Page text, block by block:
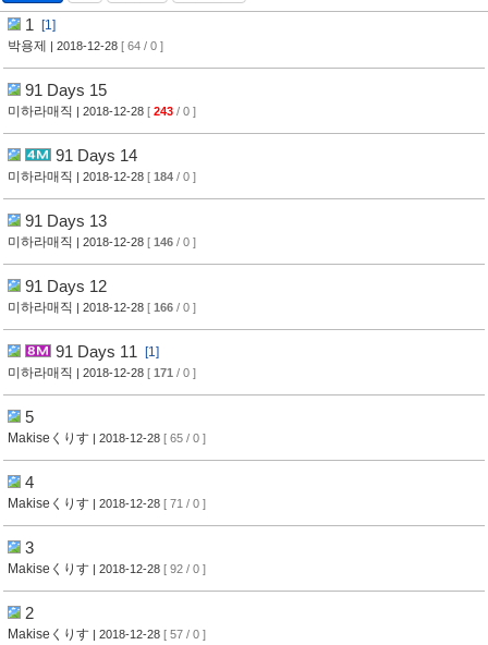
1
[1]
박용제
| 2018-12-28 [ 64 / 0 ]
91 Days 15
미하라매직 | 2018-12-28 [ 243 / 0 ]
91 Days 14
미하라매직 | 2018-12-28 [ 184 / 0 ]
91 Days 13
미하라매직 | 2018-12-28 [ 146 / 0 ]
91 Days 12
미하라매직 | 2018-12-28 [ 166 / 0 ]
91 Days 11
[1]
미하라매직 | 2018-12-28 [ 171 / 0 ]
5
Makiseくりす | 2018-12-28 [ 65 / 0 ]
4
Makiseくりす | 2018-12-28 [ 71 / 0 ]
3
Makiseくりす | 2018-12-28 [ 92 / 0 ]
2
Makiseくりす | 2018-12-28 [ 57 / 0 ]